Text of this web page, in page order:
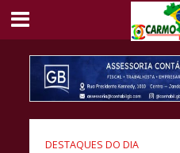
DESTAQUES DO DIA